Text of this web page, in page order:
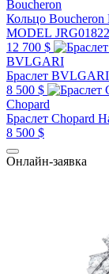
Boucheron
Кольцо
MODEL JRG01822
12 700 $
BVLGARI
Браслет
8 500 $
Chopard
8 500 $
Онлайн-заявка